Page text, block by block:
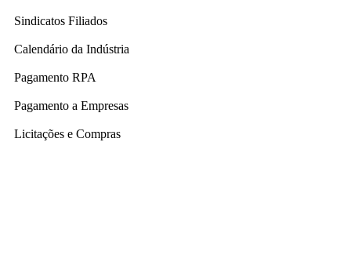
Sindicatos Filiados
Calendário da Indústria
Pagamento RPA
Pagamento a Empresas
Licitações e Compras